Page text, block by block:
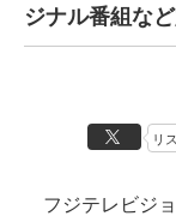
ジナル番組な
リ
フジテレビジ